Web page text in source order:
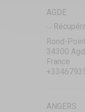
AGDE
Rond-
34300
France
ANGERS